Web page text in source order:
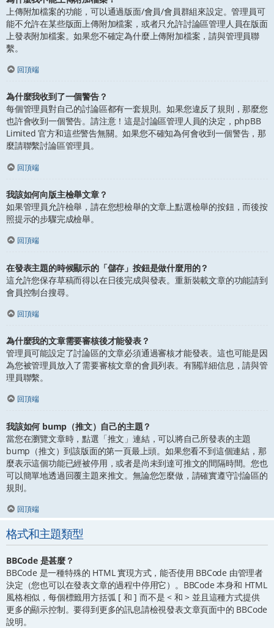
上傳附加檔案的功能，可以通過版面/會員/會員群組來設定。管理員可
能不允許在某些版面上傳附加檔案，或者只允許討論區管理人員在版面
上發表附加檔案。如果您不確定為什麼上傳附加檔案，請與管理員聯
繫。
回頂端
為什麼我收到了一個警告？
每個管理員對自己的討論區都有一套規則。如果您違反了規則，那麼您
也許會收到一個警告。請注意！這是討論區管理人員的決定，phpBB
Limited 官方和這些警告無關。如果您不確知為何會收到一個警告，那
麼請聯繫討論區管理員。
回頂端
我該如何向版主檢舉文章？
如果管理員允許檢舉，請在您想檢舉的文章上點選檢舉的按鈕，而後按
照提示的步驟完成檢舉。
回頂端
在發表主題的時候顯示的「儲存」按鈕是做什麼用的？
這允許您保存草稿而得以在日後完成與發表。重新裝載文章的功能請到
會員控制台搜尋。
回頂端
為什麼我的文章需要審核後才能發表？
管理員可能設定了討論區的文章必須通過審核才能發表。這也可能是因
為您被管理員放入了需要審核文章的會員列表。有關詳細信息，請與管
理員聯繫。
回頂端
我該如何 bump（推文）自己的主題？
當您在瀏覽文章時，點選「推文」連結，可以將自己所發表的主題
bump（推文）到該版面的第一頁最上頭。如果您看不到這個連結，那
麼表示這個功能已經被停用，或者是尚未到達可推文的間隔時間。您也
可以簡單地透過回覆主題來推文。無論您怎麼做，請確實遵守討論區的
規則。
回頂端
格式和主題類型
BBCode 是甚麼？
BBCode 是一種特殊的 HTML 實現方式，能否使用 BBCode 由管理者
決定（您也可以在發表文章的過程中停用它）。BBCode 本身和 HTML
風格相似，每個標籤用方括弧 [ 和 ] 而不是 < 和 > 並且這種方式提供
更多的顯示控制。要得到更多的訊息請檢視發表文章頁面中的 BBCode
說明。